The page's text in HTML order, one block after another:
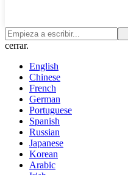
cerrar.
English
Chinese
French
German
Portuguese
Spanish
Russian
Japanese
Korean
Arabic